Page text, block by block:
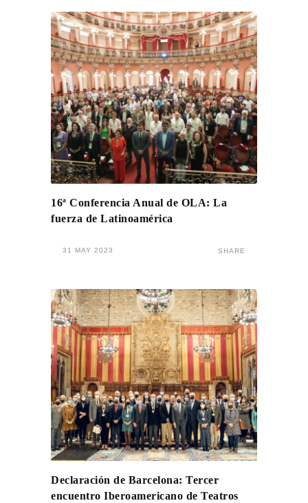
16ª Conferencia Anual de OLA: La
fuerza de Latinoamérica
31 MAY 2023 SHARE
Declaración de Barcelona: Tercer
encuentro Iberoamericano de Teatros